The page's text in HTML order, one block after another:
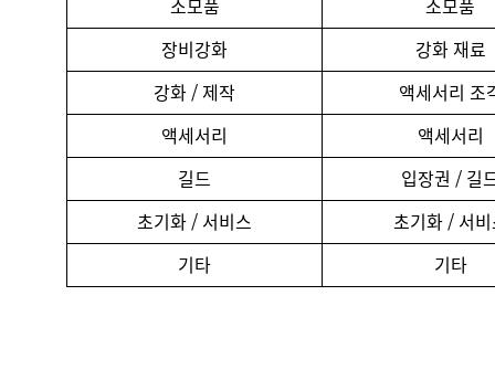
장비강화
강화 재료
강화 / 제작
액세서리 조
액세서리
액세서리
길드
입장권 / 길
초기화 / 서비스
초기화 / 서
기타
기타